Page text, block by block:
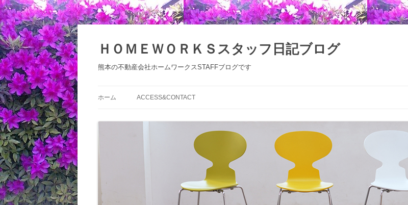
ン
ツ
へ
ス
ＨＯＭＥＷＯＲＫＳスタッフ日記ブログ
熊本の不動産会社ホームワークスSTAFFブログです
ホーム ACCESS&CONTACT